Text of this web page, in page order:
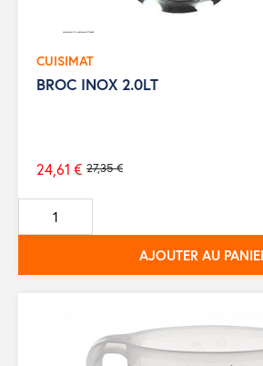
CUISIMAT
BROC INOX 2.0LT
Prix
de
base
27,35 €
24,61 €
AJOUTER AU